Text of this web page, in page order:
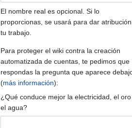
El nombre real es opcional. Si lo
proporcionas, se usará para dar
tu trabajo.
Para proteger el wiki contra la creación
automatizada de cuentas, te pedimos que
respondas la pregunta que aparece
(más información):
¿Qué conduce mejor la electricidad, el
el agua?